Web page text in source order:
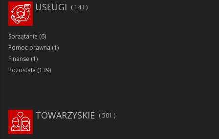
143
USŁUGI
Sprzątanie (6)
Pomoc prawna (1)
Finanse (1)
Pozostałe (139)
TOWARZYSKIE 501